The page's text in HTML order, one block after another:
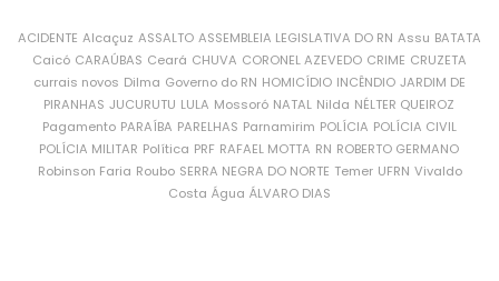
ACIDENTE Alcaçuz ASSALTO ASSEMBLEIA LEGISLATIVA DO RN Assu BATATA
Caicó CARAÚBAS Ceará CHUVA CORONEL AZEVEDO CRIME CRUZETA
currais novos Dilma Governo do RN HOMICÍDIO INCÊNDIO JARDIM DE
PIRANHAS JUCURUTU LULA Mossoró NATAL Nilda NÉLTER QUEIROZ
Pagamento PARAÍBA PARELHAS Parnamirim POLÍCIA POLÍCIA CIVIL
POLÍCIA MILITAR Política PRF RAFAEL MOTTA RN ROBERTO GERMANO
Robinson Faria Roubo SERRA NEGRA DO NORTE Temer UFRN Vivaldo
Costa Água ÁLVARO DIAS